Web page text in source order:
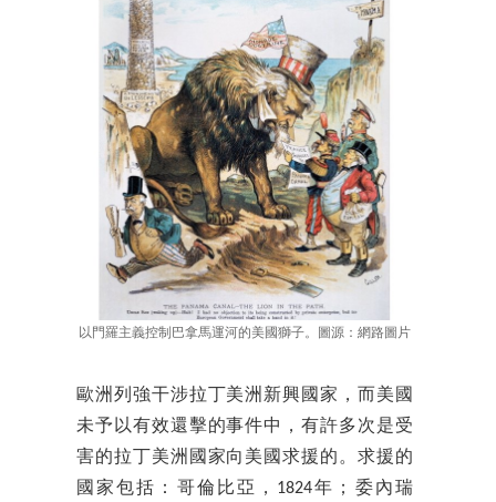
以門羅主義控制巴拿馬運河的美國獅子。圖源：網路圖片
歐洲列強干涉拉丁美洲新興國家，而美國
未予以有效還擊的事件中，有許多次是受
害的拉丁美洲國家向美國求援的。求援的
國家包括：哥倫比亞，1824年；委內瑞